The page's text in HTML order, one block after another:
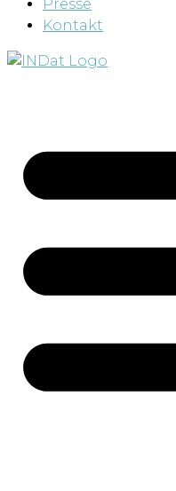
Presse
Kontakt